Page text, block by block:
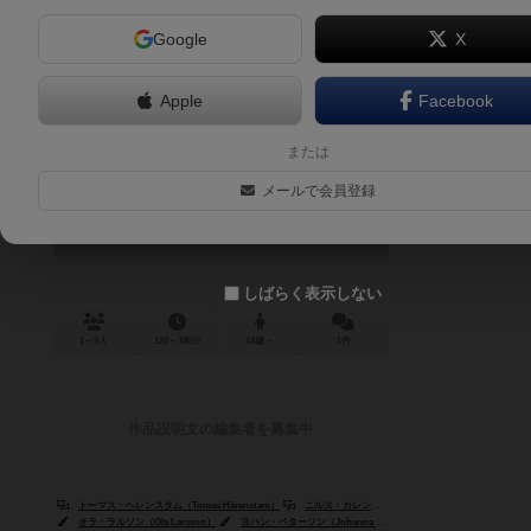
クルセイダーキングス ボードゲー
Crusader Kings
トーマス・ヘレンスタム（Tomas Härenstam） ニルス・カレン（Nils Karlén）
オラ・ラルソン（Ola Larsson）
ヨハン・ペターソン（Johanna Pettersson）
Google X
Apple Facebook
または
メールで会員登録
しばらく表示しない